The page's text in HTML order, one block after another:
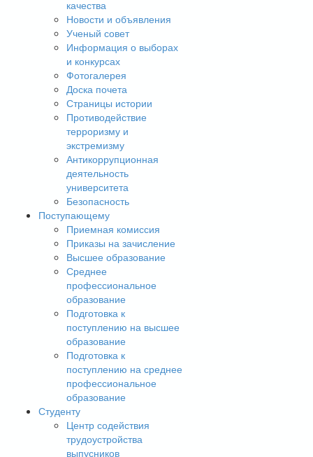
качества
Новости и объявления
Ученый совет
Информация о выборах
и конкурсах
Фотогалерея
Доска почета
Страницы истории
Противодействие
терроризму и
экстремизму
Антикоррупционная
деятельность
университета
Безопасность
Поступающему
Приемная комиссия
Приказы на зачисление
Высшее образование
Среднее
профессиональное
образование
Подготовка к
поступлению на высшее
образование
Подготовка к
поступлению на среднее
профессиональное
образование
Студенту
Центр содействия
трудоустройства
выпусников